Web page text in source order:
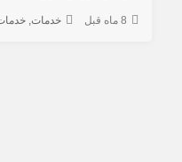
8 ماه قبل خدمات